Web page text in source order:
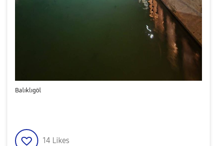
Balıklıgöl
14 Likes